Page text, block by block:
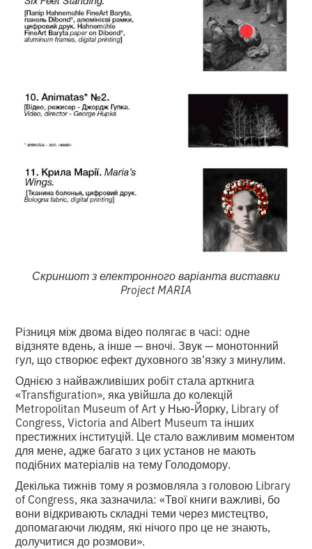
Скриншот з електронного варіанта виставки
Project MARIA
Різниця між двома відео полягає в часі: одне
відзняте вдень, а інше — вночі. Звук — монотонний
гул, що створює ефект духовного зв’язку з минулим.
Однією з найважливіших робіт стала арткнига
«Transfiguration», яка увійшла до колекцій
Metropolitan Museum of Art у Нью-Йорку, Library of
Congress, Victoria and Albert Museum та інших
престижних інституцій. Це стало важливим моментом
для мене, адже багато з цих установ не мають
подібних матеріалів на тему Голодомору.
Декілька тижнів тому я розмовляла з головою Library
of Congress, яка зазначила: «Твої книги важливі, бо
вони відкривають складні теми через мистецтво,
допомагаючи людям, які нічого про це не знають,
долучитися до розмови».